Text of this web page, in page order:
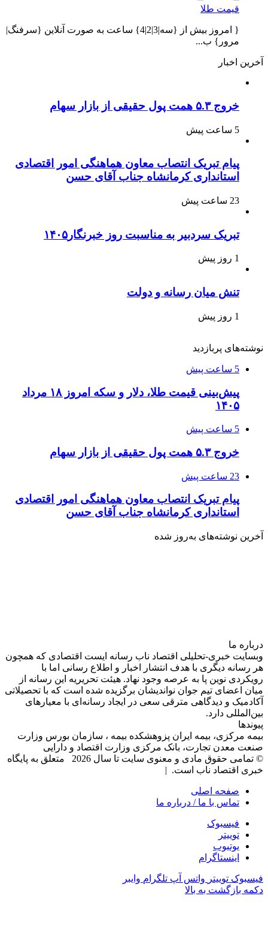
قیمت طلا
{ امروز بیش از {سه|3|2|4} ساعت به صورت آنلاین {سرفنگ|
مرور} ب...
آخرین اخبار
خروج ۵.۳ همت پول حقیقی از بازار سهام
5 ساعت پیش
پیام تبریک انتصاب معاون هماهنگی امور اقتصادی
استانداری کرمانشاه جناب آقای حسن
23 ساعت پیش
تبریک سردبیر به مناسبت روز خبرنگار۱۴۰۵
1 روز پیش
تنش میان رسانه و دولت
1 روز پیش
نوشته‌های پربازدید
5 ساعت پیش
پیش‌بینی قیمت طلا، دلار و سکه امروز ۱۸ مرداد
۱۴۰۵
5 ساعت پیش
خروج ۵.۳ همت پول حقیقی از بازار سهام
23 ساعت پیش
پیام تبریک انتصاب معاون هماهنگی امور اقتصادی
استانداری کرمانشاه جناب آقای حسن
آخرین نوشته‌های‌ به‌روز شده
درباره‌ ما
وبسایت خبری-تحلیلی اقتصاد ناب رسانه‌ ایست اقتصادی که همچون
هر رسانه دیگری با هدف انتشار اخبار و اطلاع رسانی اما با
رویکردی نوین پا به عرصه وجود نهاد. هیئت تحریریه این رسانه از
میان اعضای تیم جوان نواندیشان برگزیده شده است که با تحصیلاتی
آکادمیک و دیدگاهی‌ مترقی سعی در ایجاد رسانه‌ای با معیار‌های
بین‌المللی دارد.
پیوندها
بیمه مرکزی، بیمه ایران پزوهشکده بیمه ، سازمان بورس وزارت
صنعت معدن تجارت، بانک مرکزی وزارت اقتصاد و دارایی
© تمامی حقوق مادی و معنوی سایت تا سال 2026 متعلق به پایگاه
خبری اقتصاد ناب است. |
صفحه اصلی
تماس با ما / درباره ما
فیسبوک
توییتر
یوتیوب
اینستاگرام
فیسبوک توییتر واتس آپ تلگرام وایبر
دکمه بازگشت به بالا